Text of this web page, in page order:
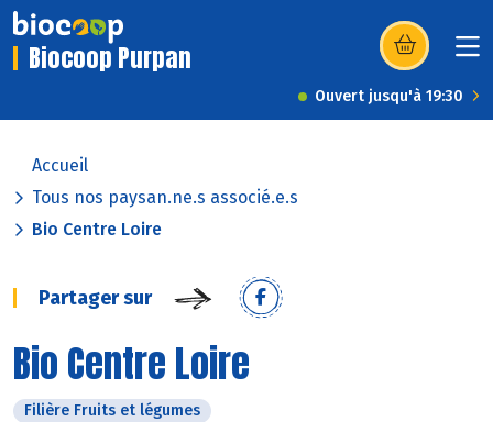
Biocoop Purpan (s’ouvre dans
Ouvert jusqu'à 19:30
Accueil
Tous nos paysan.ne.s associé.e.s
Bio Centre Loire
Partager sur
Bio Centre Loire
Filière Fruits et légumes